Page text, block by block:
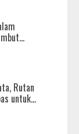
Rutan
untuk